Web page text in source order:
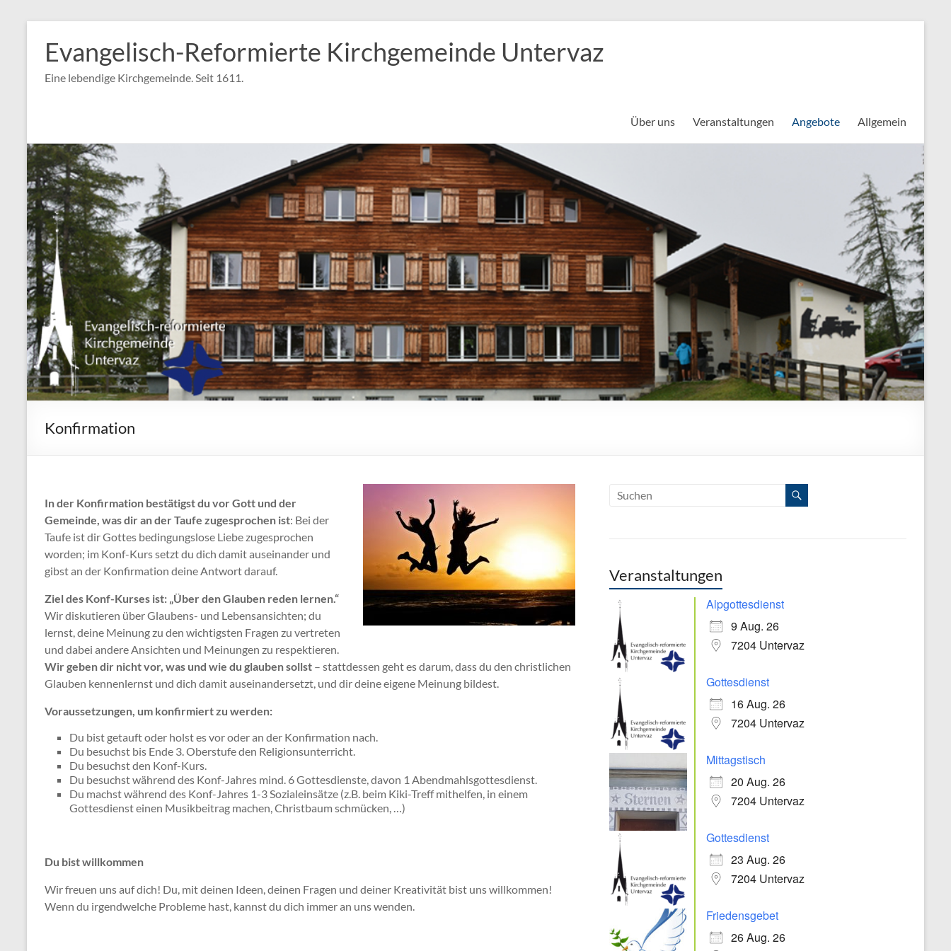
Inhalt
springen
Evangelisch-Reformierte Kirchgemeinde Untervaz
Eine lebendige Kirchgemeinde. Seit 1611.
Über uns Veranstaltungen Angebote Allgemein
Konfirmation
In der Konfirmation bestätigst du vor Gott und der
Gemeinde, was dir an der Taufe zugesprochen ist: Bei der
Taufe ist dir Gottes bedingungslose Liebe zugesprochen
worden; im Konf-Kurs setzt du dich damit auseinander und
gibst an der Konfirmation deine Antwort darauf.
Ziel des Konf-Kurses ist: „Über den Glauben reden lernen.“
Wir diskutieren über Glaubens- und Lebensansichten; du
lernst, deine Meinung zu den wichtigsten Fragen zu vertreten
und dabei andere Ansichten und Meinungen zu respektieren.
Wir geben dir nicht vor, was und wie du glauben sollst – stattdessen geht es darum, dass du den christlichen
Glauben kennenlernst und dich damit auseinandersetzt, und dir deine eigene Meinung bildest.
Voraussetzungen, um konfirmiert zu werden:
Du bist getauft oder holst es vor oder an der Konfirmation nach.
Du besuchst bis Ende 3. Oberstufe den Religionsunterricht.
Du besuchst den Konf-Kurs.
Du besuchst während des Konf-Jahres mind. 6 Gottesdienste, davon 1 Abendmahlsgottesdienst.
Du machst während des Konf-Jahres 1-3 Sozialeinsätze (z.B. beim Kiki-Treff mithelfen, in einem
Gottesdienst einen Musikbeitrag machen, Christbaum schmücken, …)
Du bist willkommen
Wir freuen uns auf dich! Du, mit deinen Ideen, deinen Fragen und deiner Kreativität bist uns willkommen!
Wenn du irgendwelche Probleme hast, kannst du dich immer an uns wenden.
Veranstaltungen
Alpgottesdienst
9 Aug. 26
7204 Untervaz
Gottesdienst
16 Aug. 26
7204 Untervaz
Mittagstisch
20 Aug. 26
7204 Untervaz
Gottesdienst
23 Aug. 26
7204 Untervaz
Friedensgebet
26 Aug. 26